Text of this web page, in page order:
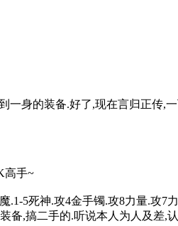
一身的装备.好了,现在言归正传,
高手~
5死神.攻4金手镯.攻8力量.攻7
备,搞二手的.听说本人为人及差,